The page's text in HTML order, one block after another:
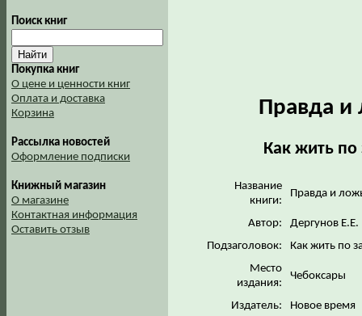
Поиск книг
Покупка книг
О цене и ценности книг
Оплата и доставка
Корзина
Рассылка новостей
Оформление подписки
Книжный магазин
О магазине
Контактная информация
Оставить отзыв
Правда и
Как жить
Название
книги:
Правда и
Автор:
Дергунов Е.Е.
Подзаголовок:
Как жить по
Место
издания:
Чебоксары
Издатель:
Новое время